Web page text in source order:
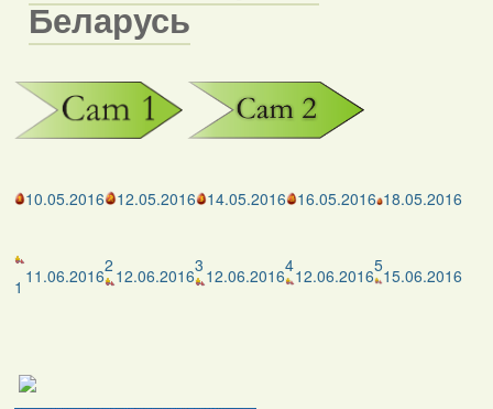
Беларусь
10.05.2016 12.05.2016 14.05.2016 16.05.2016 18.05.2016
1 11.06.20162 12.06.20163 12.06.2016412.06.2016515.06.2016